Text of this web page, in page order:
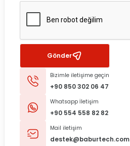
Gönder
Bizimle iletişime geçin
+90 850 302 06 47
Whatsapp İletişim
+90 554 558 82 82
Mail iletişim
destek@baburtech.com